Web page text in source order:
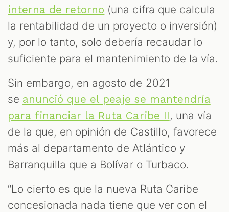
interna de retorno (una cifra que calcula
la rentabilidad de un proyecto o inversión)
y, por lo tanto, solo debería recaudar lo
suficiente para el mantenimiento de la vía.
Sin embargo, en agosto de 2021
se anunció que el peaje se mantendría
para financiar la Ruta Caribe II, una vía
de la que, en opinión de Castillo, favorece
más al departamento de Atlántico y
Barranquilla que a Bolívar o Turbaco.
“Lo cierto es que la nueva Ruta Caribe
concesionada nada tiene que ver con el